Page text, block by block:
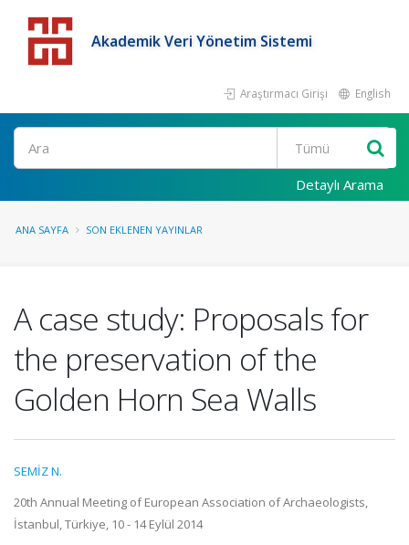
Akademik Veri Yönetim Sistemi
Araştırmacı Girişi English
Detaylı Arama
ANA SAYFA SON EKLENEN YAYINLAR
A case study: Proposals for
the preservation of the
Golden Horn Sea Walls
SEMİZ N.
20th Annual Meeting of European Association of Archaeologists,
İstanbul, Türkiye, 10 - 14 Eylül 2014